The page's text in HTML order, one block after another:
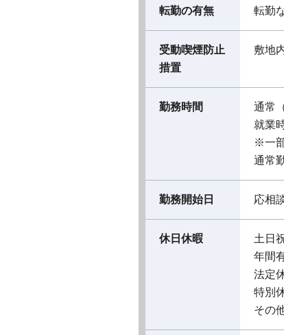
転勤の有無 転勤
受動喫煙防止
措置
敷地
勤務時間
通常
就業
※一
通常
勤務開始日 応相
休日休暇
土日
年間
法定
特別
その